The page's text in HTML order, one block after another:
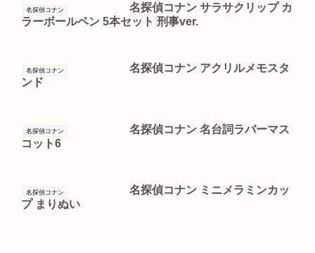
名探偵コナン
名探偵コナン サラサクリップ カ
ラーボールペン 5本セット 刑事ver.
名探偵コナン
名探偵コナン アクリルメモスタ
ンド
名探偵コナン
名探偵コナン 名台詞ラバーマス
コット6
名探偵コナン
名探偵コナン ミニメラミンカッ
プ まりぬい